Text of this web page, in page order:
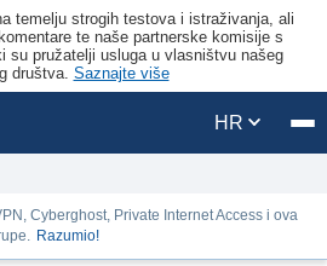
temelju strogih testova i istraživanja, ali
te naše partnerske komisije s
su pružatelji usluga u vlasništvu našeg
društva. Saznajte više
HR
Cyberghost, Private Internet Access i ova
Razumio!